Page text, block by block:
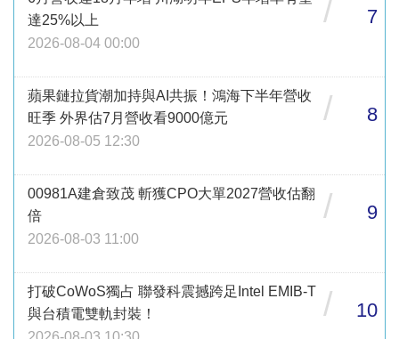
達25%以上
2026-08-04 00:00
/ 7
蘋果鏈拉貨潮加持與AI共振！鴻海下半年營收
旺季 外界估7月營收看9000億元
2026-08-05 12:30
/ 8
00981A建倉致茂 斬獲CPO大單2027營收估翻
倍
2026-08-03 11:00
/ 9
打破CoWoS獨占 聯發科震撼跨足Intel EMIB-T
與台積電雙軌封裝！
/ 10